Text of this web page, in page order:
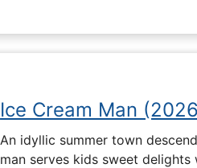
Ice Cream Man
An idyllic summer town
man serves kids sweet